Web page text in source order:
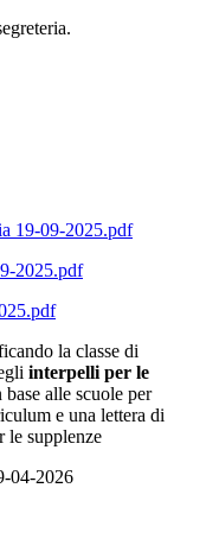
19-09-2025.pdf
2025.pdf
la classe di
interpelli per le
alle scuole per
e una lettera di
le supplenze
04-2026